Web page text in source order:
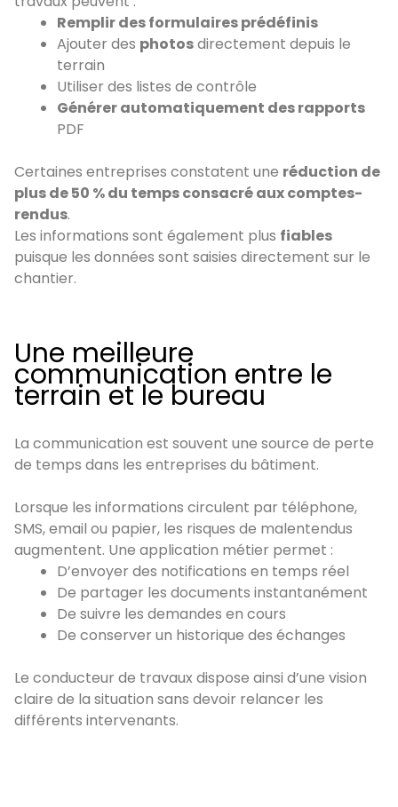
Remplir des formulaires prédéfinis
Ajouter des photosdirectement depuis le
terrain
Utiliser des listes de contrôle
Générer automatiquement des rapports
PDF
Certaines entreprises constatent une réduction de
plus de 50 % du temps consacré aux comptes-
rendus.
Les informations sont également plus fiables
puisque les données sont saisies directement sur le
chantier.
Une meilleure
communication entre le
terrain et le bureau
La communication est souvent une source de perte
de temps dans les entreprises du bâtiment.
Lorsque les informations circulent par téléphone,
SMS, email ou papier, les risques de malentendus
augmentent. Une application métier permet :
D’envoyer des notifications en temps réel
De partager les documents instantanément
De suivre les demandes en cours
De conserver un historique des échanges
Le conducteur de travaux dispose ainsi d’une vision
claire de la situation sans devoir relancer les
différents intervenants.